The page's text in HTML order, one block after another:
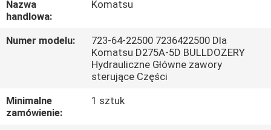
NAS
WYCIECZKA
FABRYCE
Nazwa
handlowa:
Komatsu
Numer modelu:
723-64-22500 7236422500 Dla
Komatsu D275A-5D BULLDOZERY
Hydrauliczne Główne zawory
sterujące Części
Minimalne
zamówienie:
1 sztuk